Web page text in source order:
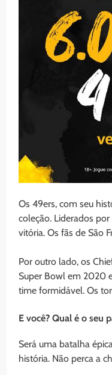
Os 49ers, com seu
coleção. Liderados
vitória. Os fãs de São
Por outro lado, os
Super Bowl em 2020
time formidável. Os
E você? Qual é o seu
Será uma batalha
história. Não perca a